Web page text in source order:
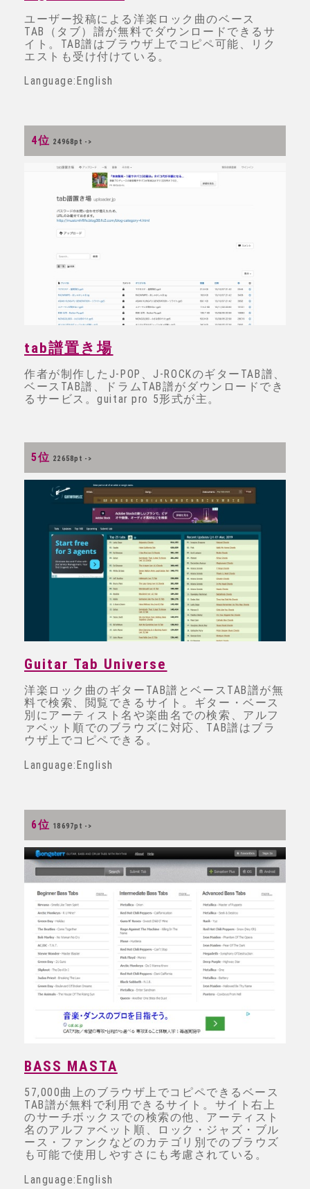
ユーザー投稿による洋楽ロック曲のベース
TAB（タブ）譜が無料でダウンロードできるサ
イト。TAB譜はブラウザ上でコピペ可能、リク
エストも受け付けている。
Language:English
4位 24968pt ->
tab譜置き場
作者が制作したJ-POP、J-ROCKのギターTAB譜、
ベースTAB譜、ドラムTAB譜がダウンロードでき
るサービス。guitar pro 5形式が主。
5位 22658pt ->
Guitar Tab Universe
洋楽ロック曲のギターTAB譜とベースTAB譜が無
料で検索、閲覧できるサイト。ギター・ベース
別にアーティスト名や楽曲名での検索、アルフ
ァベット順でのブラウズに対応、TAB譜はブラ
ウザ上でコピペできる。
Language:English
6位 18697pt ->
BASS MASTA
57,000曲上のブラウザ上でコピペできるベース
TAB譜が無料で利用できるサイト。サイト右上
のサーチボックスでの検索の他、アーティスト
名のアルファベット順、ロック・ジャズ・ブル
ース・ファンクなどのカテゴリ別でのブラウズ
も可能で使用しやすさにも考慮されている。
Language:English